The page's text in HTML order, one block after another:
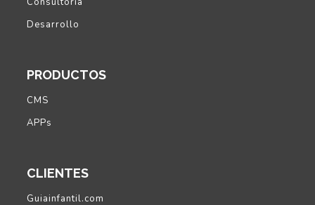
Desarrollo
PRODUCTOS
CMS
APPs
CLIENTES
Guiainfantil.com